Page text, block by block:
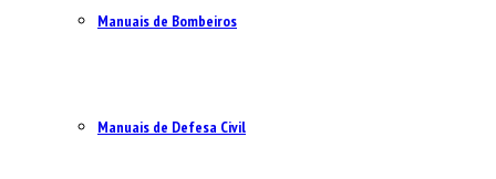
Manuais de Bombeiros
Manuais de Defesa Civil